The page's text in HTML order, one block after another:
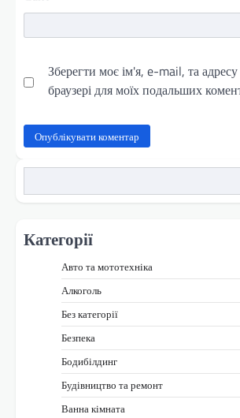
Зберегти моє ім'я, e-mail, та
браузері для моїх подальших
Категорії
Авто та мототехніка
Алкоголь
Без категорії
Безпека
Бодибілдинг
Будівництво та ремонт
Ванна кімната